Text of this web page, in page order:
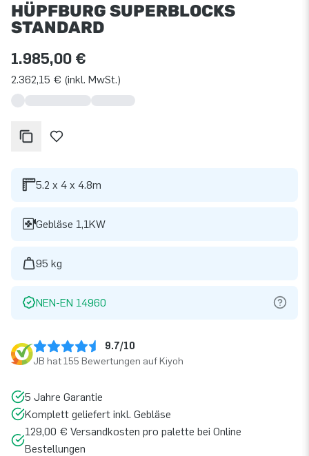
HÜPFBURG SUPERBLOCKS
STANDARD
1.985,00 €
2.362,15 € (inkl. MwSt.)
5.2 x 4 x 4.8m
Gebläse 1,1KW
95 kg
NEN-EN 14960
9.7/10
JB hat 155 Bewertungen auf Kiyoh
5 Jahre Garantie
Komplett geliefert inkl. Gebläse
129,00 € Versandkosten pro palette bei Online
Bestellungen